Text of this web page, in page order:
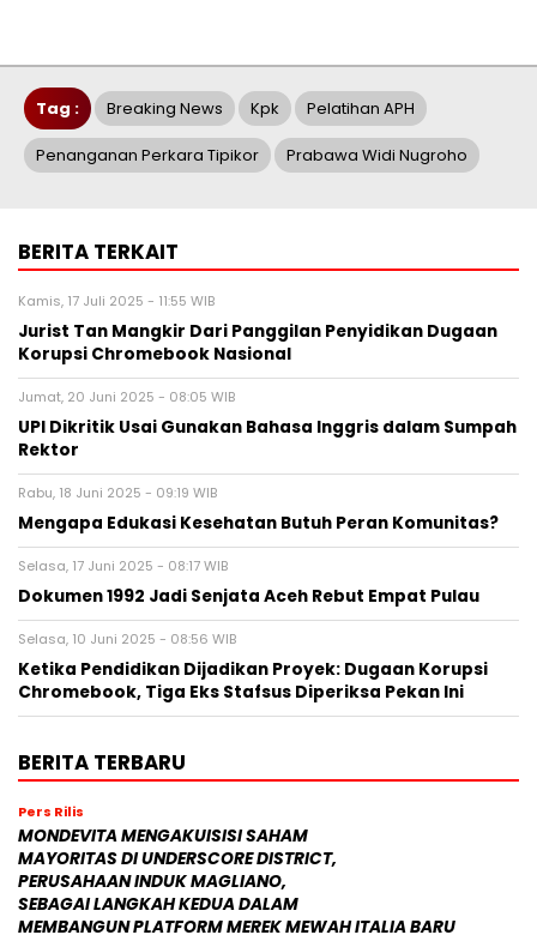
Tag : Breaking News Kpk Pelatihan APH
Penanganan Perkara Tipikor Prabawa Widi Nugroho
BERITA TERKAIT
Kamis, 17 Juli 2025 - 11:55 WIB
Jurist Tan Mangkir Dari Panggilan Penyidikan Dugaan
Korupsi Chromebook Nasional
Jumat, 20 Juni 2025 - 08:05 WIB
UPI Dikritik Usai Gunakan Bahasa Inggris dalam Sumpah
Rektor
Rabu, 18 Juni 2025 - 09:19 WIB
Mengapa Edukasi Kesehatan Butuh Peran Komunitas?
Selasa, 17 Juni 2025 - 08:17 WIB
Dokumen 1992 Jadi Senjata Aceh Rebut Empat Pulau
Selasa, 10 Juni 2025 - 08:56 WIB
Ketika Pendidikan Dijadikan Proyek: Dugaan Korupsi
Chromebook, Tiga Eks Stafsus Diperiksa Pekan Ini
BERITA TERBARU
Pers Rilis
MONDEVITA MENGAKUISISI SAHAM
MAYORITAS DI UNDERSCORE DISTRICT,
PERUSAHAAN INDUK MAGLIANO,
SEBAGAI LANGKAH KEDUA DALAM
MEMBANGUN PLATFORM MEREK MEWAH ITALIA BARU